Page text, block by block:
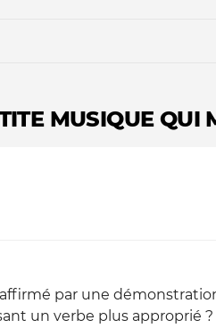
MUSIQUE QUI
par une
un verbe plus approprié ?